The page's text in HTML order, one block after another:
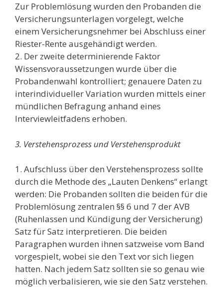
Zur Problemlösung wurden den Probanden die
Versicherungsunterlagen vorgelegt, welche
einem Versicherungsnehmer bei Abschluss einer
Riester-Rente ausgehändigt werden.
2. Der zweite determinierende Faktor
Wissensvoraussetzungen wurde über die
Probandenwahl kontrolliert; genauere Daten zu
interindividueller Variation wurden mittels einer
mündlichen Befragung anhand eines
Interviewleitfadens erhoben.
3. Verstehensprozess und Verstehensprodukt
1. Aufschluss über den Verstehensprozess sollte
durch die Methode des „Lauten Denkens“ erlangt
werden: Die Probanden sollten die beiden für die
Problemlösung zentralen §§ 6 und 7 der AVB
(Ruhenlassen und Kündigung der Versicherung)
Satz für Satz interpretieren. Die beiden
Paragraphen wurden ihnen satzweise vom Band
vorgespielt, wobei sie den Text vor sich liegen
hatten. Nach jedem Satz sollten sie so genau wie
möglich verbalisieren, wie sie den Satz verstehen.